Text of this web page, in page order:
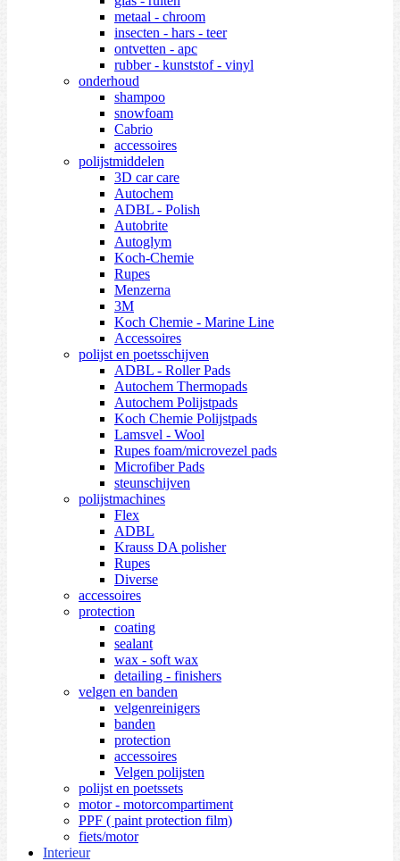
metaal - chroom
insecten - hars - teer
ontvetten - apc
rubber - kunststof - vinyl
onderhoud
shampoo
snowfoam
Cabrio
accessoires
polijstmiddelen
3D car care
Autochem
ADBL - Polish
Autobrite
Autoglym
Koch-Chemie
Rupes
Menzerna
3M
Koch Chemie - Marine Line
Accessoires
polijst en poetsschijven
ADBL - Roller Pads
Autochem Thermopads
Autochem Polijstpads
Koch Chemie Polijstpads
Lamsvel - Wool
Rupes foam/microvezel pads
Microfiber Pads
steunschijven
polijstmachines
Flex
ADBL
Krauss DA polisher
Rupes
Diverse
accessoires
protection
coating
sealant
wax - soft wax
detailing - finishers
velgen en banden
velgenreinigers
banden
protection
accessoires
Velgen polijsten
polijst en poetssets
motor - motorcompartiment
PPF ( paint protection film)
fiets/motor
Interieur